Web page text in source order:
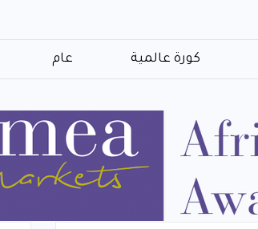
كورة عالمية عام